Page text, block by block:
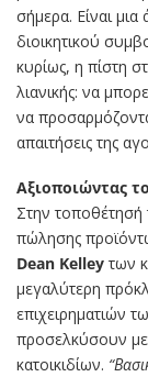
σήμερα. Είναι
διοικητικού
κυρίως, η πίστη
λιανικής: να
να
απαιτήσεις της
Αξιοποιώντας
Στην τοποθέτησή
πώλησης
Dean Kelley των
μεγαλύτερη
επιχειρηματιών
προσελκύσουν με
κατοικιδίων.